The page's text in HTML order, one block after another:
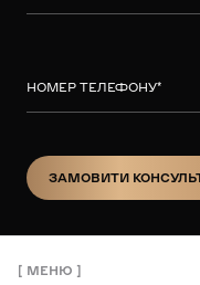
НОМЕР ТЕЛЕФОНУ*
ЗАМОВИТИ
МЕНЮ